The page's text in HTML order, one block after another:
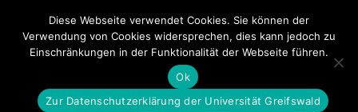
GeoGREIF MENÜ
Diese Webseite verwendet Cookies. Sie können der
Verwendung von Cookies widersprechen, dies kann jedoch zu
Einschränkungen in der Funktionalität der Webseite führen.
Ok
Zur Datenschutzerklärung der Universität Greifswald